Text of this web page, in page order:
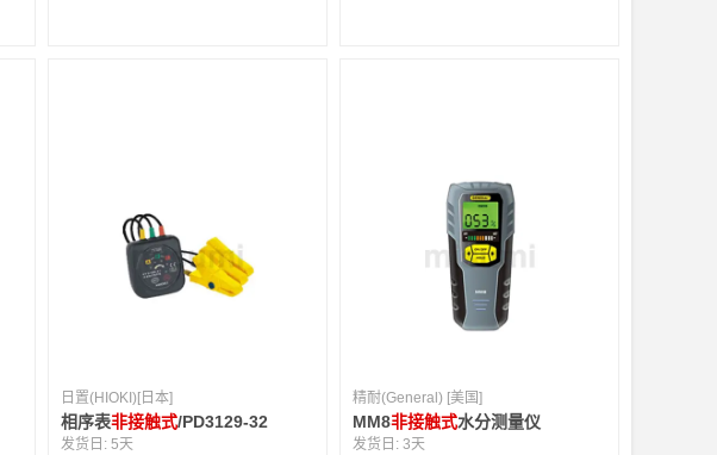
日置(HIOKI)[日本]
相序表非接触式/PD3129-32
发货日:5天
精耐(General) [美国]
MM8非接触式水分测量仪
发货日:3天